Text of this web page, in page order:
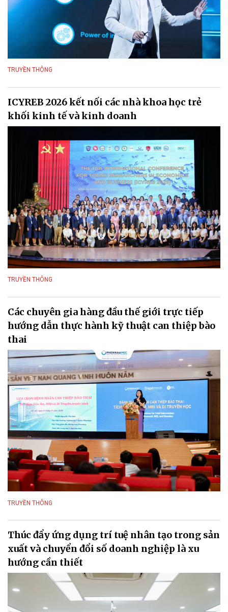
TRUYỀN THÔNG
ICYREB 2026 kết nối các nhà khoa học trẻ
khối kinh tế và kinh doanh
TRUYỀN THÔNG
Các chuyên gia hàng đầu thế giới trực tiếp
hướng dẫn thực hành kỹ thuật can thiệp bào
thai
TRUYỀN THÔNG
Thúc đẩy ứng dụng trí tuệ nhân tạo trong sản
xuất và chuyển đổi số doanh nghiệp là xu
hướng cần thiết